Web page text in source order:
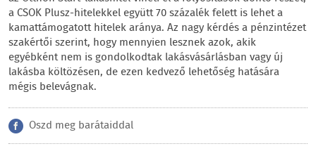
a CSOK Plusz-hitelekkel együtt 70 százalék felett is lehet a
kamattámogatott hitelek aránya. Az nagy kérdés a pénzintézet
szakértői szerint, hogy mennyien lesznek azok, akik
egyébként nem is gondolkodtak lakásvásárlásban vagy új
lakásba költözésen, de ezen kedvező lehetőség hatására
mégis belevágnak.
Oszd meg barátaiddal